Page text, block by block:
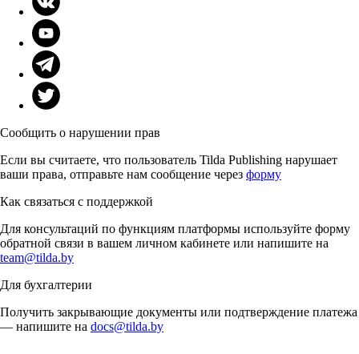
Сообщить о нарушении прав
Если вы считаете, что пользователь Tilda Publishing нарушает
ваши права, отправьте нам сообщение через форму
Как связаться с поддержкой
Для консультаций по функциям платформы используйте форму
обратной связи в вашем личном кабинете или напишите на
team@tilda.by
Для бухгалтерии
Получить закрывающие документы или подтверждение платежа
— напишите на docs@tilda.by